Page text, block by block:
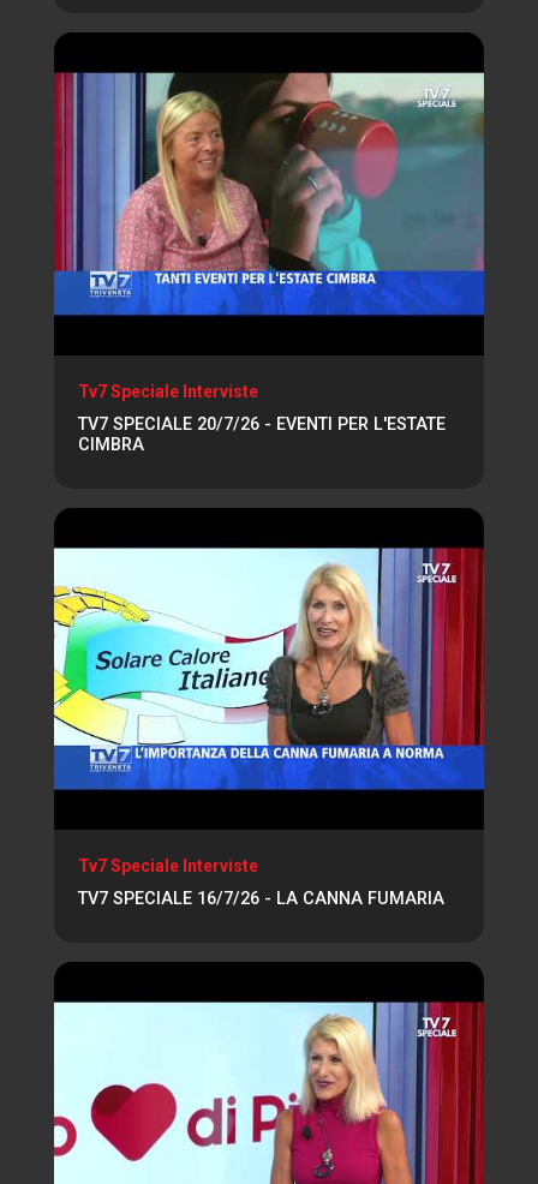
Tv7 Speciale Interviste
TV7 SPECIALE 20/7/26 - EVENTI PER L'ESTATE
CIMBRA
Tv7 Speciale Interviste
TV7 SPECIALE 16/7/26 - LA CANNA FUMARIA